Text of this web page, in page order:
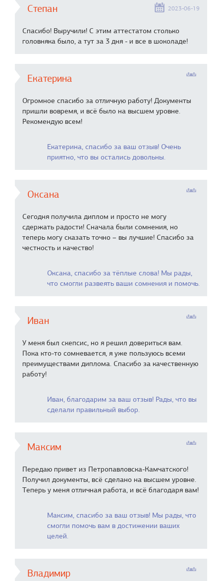
Степан 2023-06-19
Спасибо! Выручили! С этим аттестатом столько
головняка было, а тут за 3 дня - и все в шоколаде!
Екатерина
Огромное спасибо за отличную работу! Документы
пришли вовремя, и всё было на высшем уровне.
Рекомендую всем!
Екатерина, спасибо за ваш отзыв! Очень
приятно, что вы остались довольны.
Оксана
Сегодня получила диплом и просто не могу
сдержать радости! Сначала были сомнения, но
теперь могу сказать точно – вы лучшие! Спасибо за
честность и качество!
Оксана, спасибо за тёплые слова! Мы рады,
что смогли развеять ваши сомнения и помочь.
Иван
У меня был скепсис, но я решил довериться вам.
Пока кто-то сомневается, я уже пользуюсь всеми
преимуществами диплома. Спасибо за качественную
работу!
Иван, благодарим за ваш отзыв! Рады, что вы
сделали правильный выбор.
Максим
Передаю привет из Петропавловска-Камчатского!
Получил документы, всё сделано на высшем уровне.
Теперь у меня отличная работа, и всё благодаря вам!
Максим, спасибо за ваш отзыв! Мы рады, что
смогли помочь вам в достижении ваших
целей.
Владимир